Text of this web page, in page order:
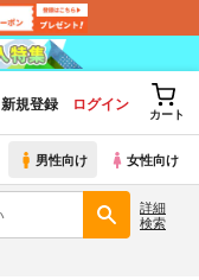
新規登録 ログイン
カート
男性向け 女性向け
詳細
検索